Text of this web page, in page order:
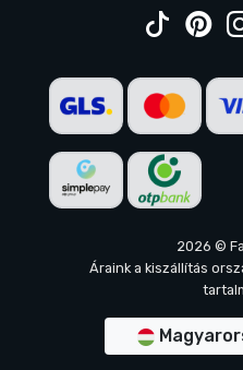
2026 ©
Áraink a kiszállítás